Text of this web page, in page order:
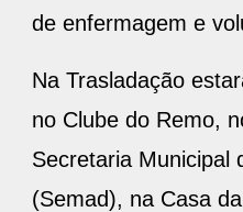
de enfermagem e
Na Trasladação
no Clube do Remo,
Secretaria Municipal
(Semad), na Casa